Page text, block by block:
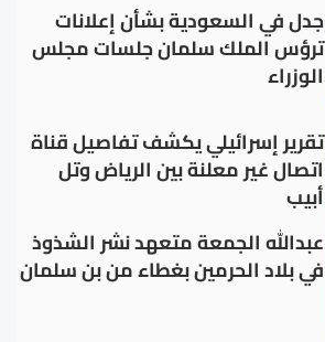
جدل في السعودية بشأن إعلانات
ترؤس الملك سلمان جلسات مجلس
الوزراء
تقرير إسرائيلي يكشف تفاصيل قناة
اتصال غير معلنة بين الرياض وتل
أبيب
عبدالله الجمعة متعهد نشر الشذوذ
في بلاد الحرمين بغطاء من بن سلمان